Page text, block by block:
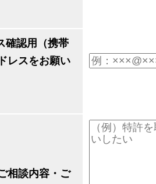
確認用（携帯
レスをお願い
相談内容・ご